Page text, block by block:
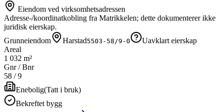
Eiendom ved virksomhetsadressen
Adresse-/koordinatkobling fra Matrikkelen; dette dokumenterer ikke
juridisk eierskap.
Grunneiendom
Harstad5503-58/9-0
Uavklart eierskap
Areal
1 032 m²
Gnr / Bnr
58 /9
Enebolig(Tatt i bruk)
Bekreftet bygg